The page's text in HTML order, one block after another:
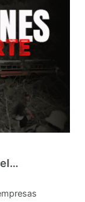
el…